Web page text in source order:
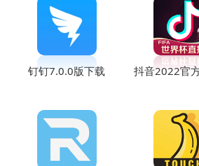
钉钉7.0.0版下载 抖音2022官